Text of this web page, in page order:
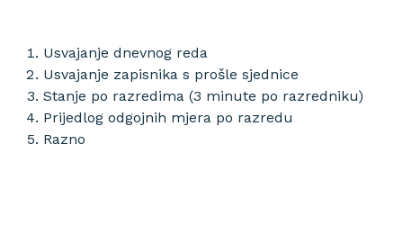
Usvajanje dnevnog reda
Usvajanje zapisnika s prošle sjednice
Stanje po razredima (3 minute po razredniku)
Prijedlog odgojnih mjera po razredu
Razno